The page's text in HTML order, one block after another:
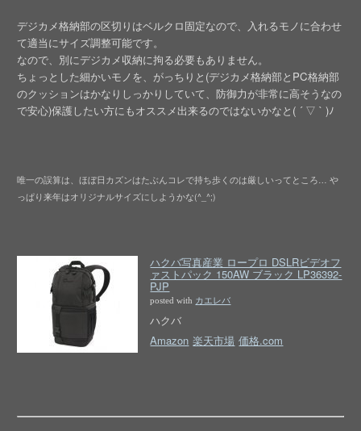
デジカメ格納部の区切りはベルクロ固定なので、入れるモノに合わせ
て適当にサイズ調整可能です。
なので、別にデジカメ収納に拘る必要もありません。
ちょっとした細かいモノを、がっちりと(デジカメ格納部とPC格納部
のクッションはかなりしっかりしていて、防御力が非常に高そうなの
で安心)保護したい方にもオススメ出来るのではないかなと( ´ ▽ ` )ﾉ
唯一の誤算は、ほぼ日カズンはたぶんコレで持ち歩くのは厳しいってところ… や
っぱり来年はオリジナルサイズにしようかな(^_^;)
ハクバ写真産業 ロープロ DSLRビデオフ
ァストパック 150AW ブラック LP36392-
PJP
posted with カエレバ
ハクバ
Amazon 楽天市場 価格.com